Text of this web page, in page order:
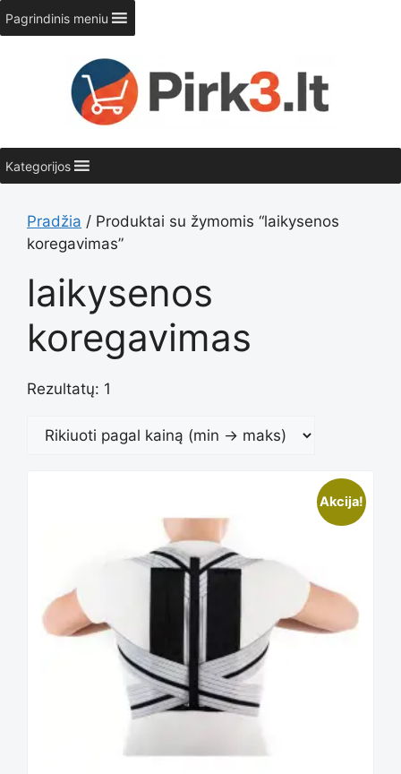
Pereiti
prie
turinio
Pagrindinis meniu
Kategorijos
Pradžia / Produktai su žymomis “laikysenos
koregavimas”
laikysenos
koregavimas
Rezultatų: 1
Akcija!